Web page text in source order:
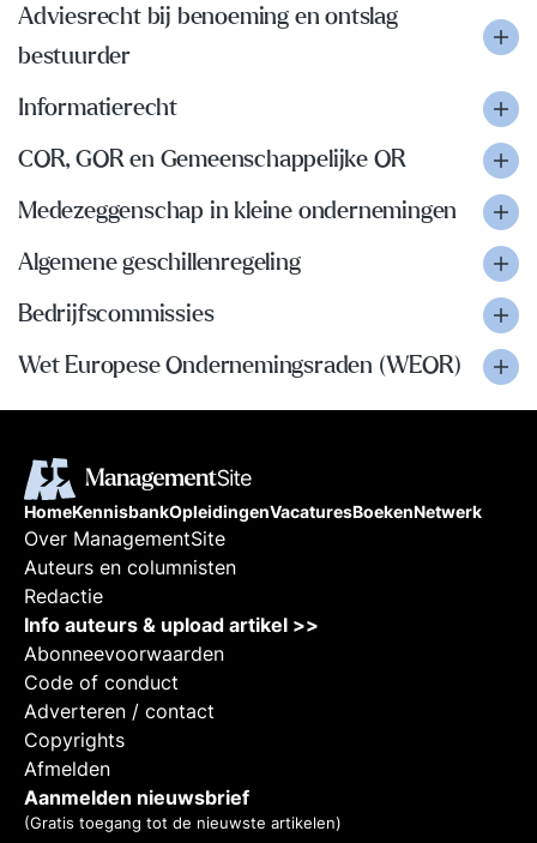
Adviesrecht bij benoeming en ontslag
bestuurder
Informatierecht
COR, GOR en Gemeenschappelijke OR
Medezeggenschap in kleine ondernemingen
Algemene geschillenregeling
Bedrijfscommissies
Wet Europese Ondernemingsraden (WEOR)
HomeKennisbankOpleidingenVacaturesBoekenNetwerk
Over ManagementSite
Auteurs en columnisten
Redactie
Info auteurs & upload artikel >>
Abonneevoorwaarden
Code of conduct
Adverteren / contact
Copyrights
Afmelden
Aanmelden nieuwsbrief
(Gratis toegang tot de nieuwste artikelen)